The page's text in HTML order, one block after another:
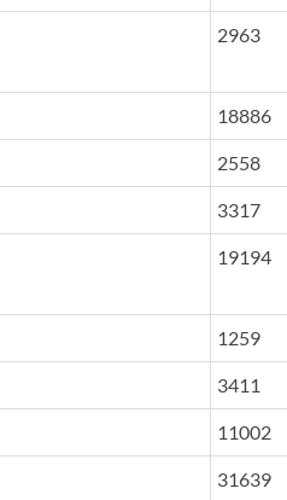
2963
18886
2558
3317
19194
1259
3411
11002
31639